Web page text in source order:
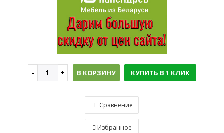
В КОРЗИНУ КУПИТЬ В 1 КЛИК
Сравнение
Избранное